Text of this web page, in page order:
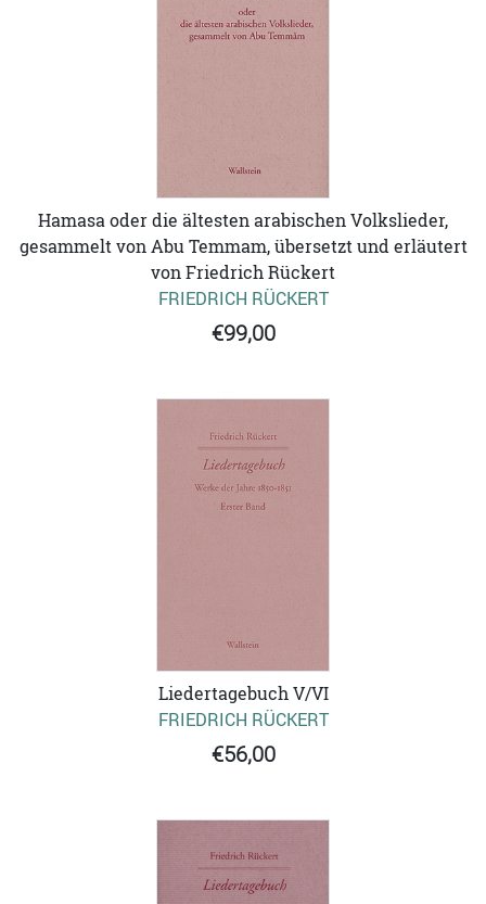
Hamasa oder die ältesten arabischen Volkslieder,
gesammelt von Abu Temmam, übersetzt und erläutert
von Friedrich Rückert
FRIEDRICH RÜCKERT
€99,00
Liedertagebuch V/VI
FRIEDRICH RÜCKERT
€56,00